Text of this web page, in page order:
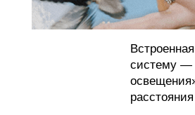
систему —